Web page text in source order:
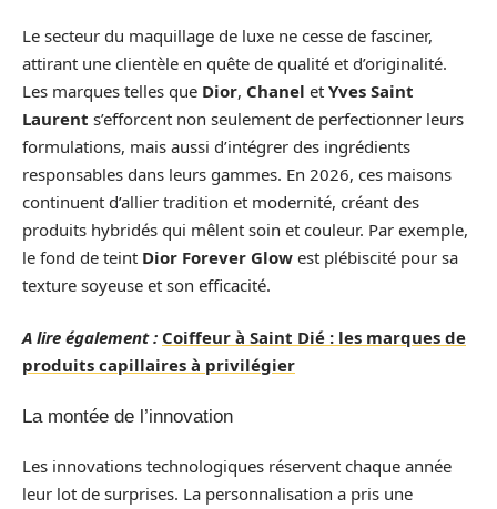
Le secteur du maquillage de luxe ne cesse de fasciner,
attirant une clientèle en quête de qualité et d’originalité.
Les marques telles que Dior, Chanel et Yves Saint
Laurent s’efforcent non seulement de perfectionner leurs
formulations, mais aussi d’intégrer des ingrédients
responsables dans leurs gammes. En 2026, ces maisons
continuent d’allier tradition et modernité, créant des
produits hybridés qui mêlent soin et couleur. Par exemple,
le fond de teint Dior Forever Glow est plébiscité pour sa
texture soyeuse et son efficacité.
A lire également : Coiffeur à Saint Dié : les marques de
produits capillaires à privilégier
La montée de l’innovation
Les innovations technologiques réservent chaque année
leur lot de surprises. La personnalisation a pris une